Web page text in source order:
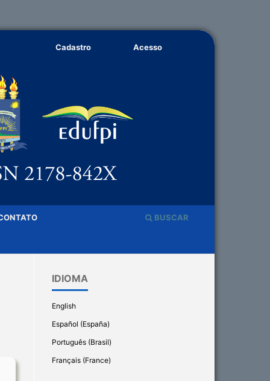
BUSCAR
Cadastro Acesso
IDIOMA
English
Español (España)
Português (Brasil)
Français (France)